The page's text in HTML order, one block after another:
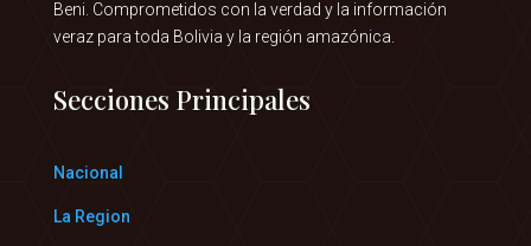
Beni. Comprometidos con la verdad y la información
veraz para toda Bolivia y la región amazónica.
Secciones Principales
Nacional
La Region